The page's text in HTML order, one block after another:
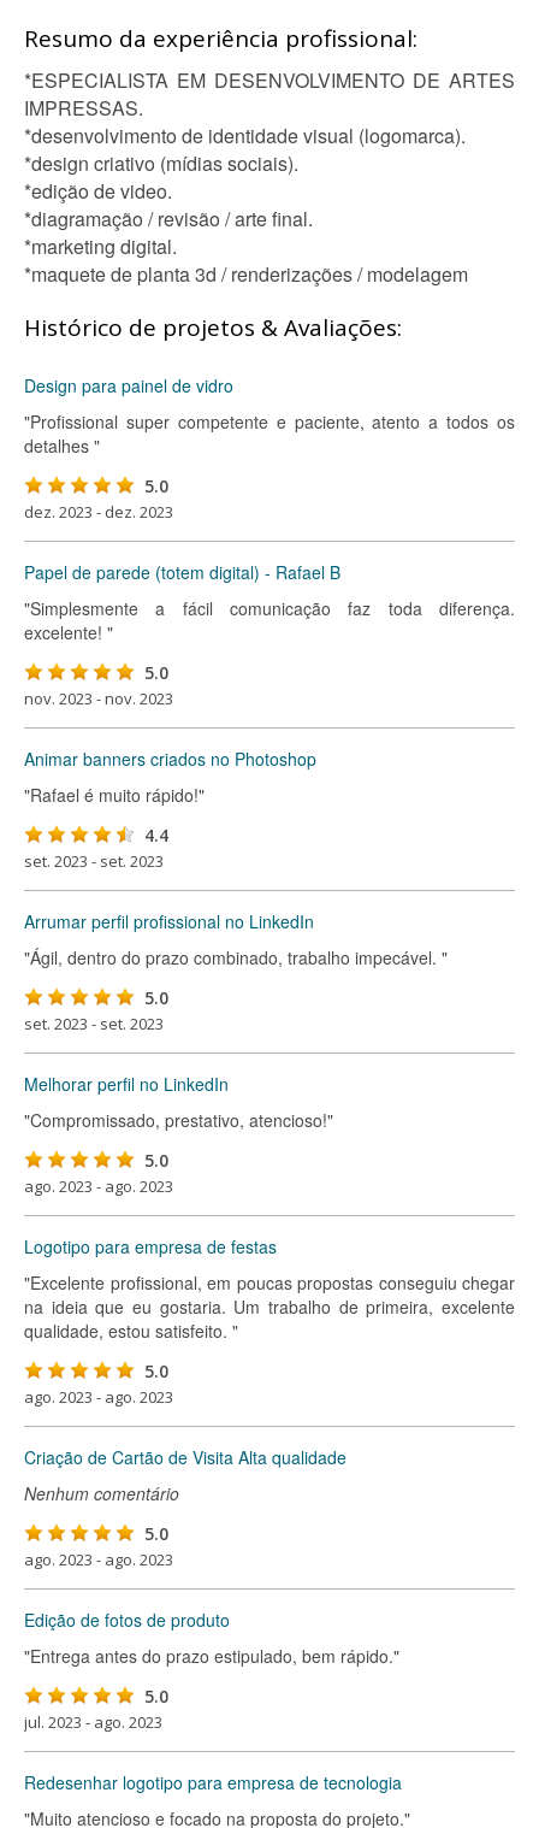
Resumo da experiência profissional:
*ESPECIALISTA EM DESENVOLVIMENTO DE ARTES
IMPRESSAS.
*desenvolvimento de identidade visual (logomarca).
*design criativo (mídias sociais).
*edição de video.
*diagramação / revisão / arte final.
*marketing digital.
*maquete de planta 3d / renderizações / modelagem
Histórico de projetos & Avaliações:
Design para painel de vidro
"Profissional super competente e paciente, atento a todos os
detalhes "
5.0
dez. 2023 - dez. 2023
Papel de parede (totem digital) - Rafael B
"Simplesmente a fácil comunicação faz toda diferença.
excelente! "
5.0
nov. 2023 - nov. 2023
Animar banners criados no Photoshop
"Rafael é muito rápido!"
4.4
set. 2023 - set. 2023
Arrumar perfil profissional no LinkedIn
"Ágil, dentro do prazo combinado, trabalho impecável. "
5.0
set. 2023 - set. 2023
Melhorar perfil no LinkedIn
"Compromissado, prestativo, atencioso!"
5.0
ago. 2023 - ago. 2023
Logotipo para empresa de festas
"Excelente profissional, em poucas propostas conseguiu chegar
na ideia que eu gostaria. Um trabalho de primeira, excelente
qualidade, estou satisfeito. "
5.0
ago. 2023 - ago. 2023
Criação de Cartão de Visita Alta qualidade
Nenhum comentário
5.0
ago. 2023 - ago. 2023
Edição de fotos de produto
"Entrega antes do prazo estipulado, bem rápido."
5.0
jul. 2023 - ago. 2023
Redesenhar logotipo para empresa de tecnologia
"Muito atencioso e focado na proposta do projeto."